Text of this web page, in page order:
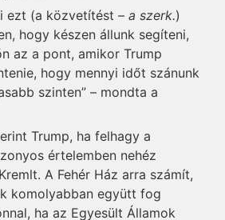
ezt (a közvetítést – a szerk.)
hogy készen állunk segíteni,
az a pont, amikor Trump
hogy mennyi időt szánunk
szinten” – mondta a
Trump, ha felhagy a
értelemben nehéz
A Fehér Ház arra számít,
komolyabban együtt fog
ha az Egyesült Államok